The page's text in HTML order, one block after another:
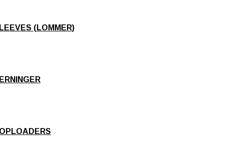
(LOMMER)